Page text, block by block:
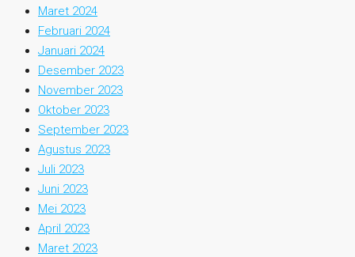
Maret 2024
Februari 2024
Januari 2024
Desember 2023
November 2023
Oktober 2023
September 2023
Agustus 2023
Juli 2023
Juni 2023
Mei 2023
April 2023
Maret 2023